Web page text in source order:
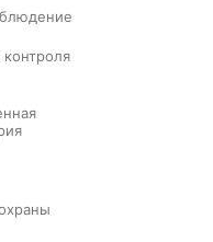
формы,
дизайн.